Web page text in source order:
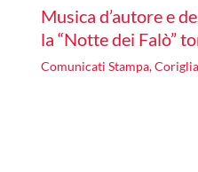
Musica d’autore e
la “Notte dei Falò”
Comunicati Stampa,